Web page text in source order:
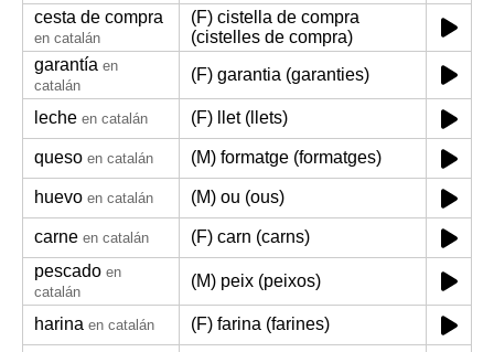
cesta de compra
en catalán
(F) cistella de compra
(cistelles de compra)
garantía en
catalán
(F) garantia (garanties)
leche en catalán (F) llet (llets)
queso en catalán (M) formatge (formatges)
huevo en catalán (M) ou (ous)
carne en catalán
(F) carn (carns)
pescado en
catalán
(M) peix (peixos)
harina en catalán (F) farina (farines)